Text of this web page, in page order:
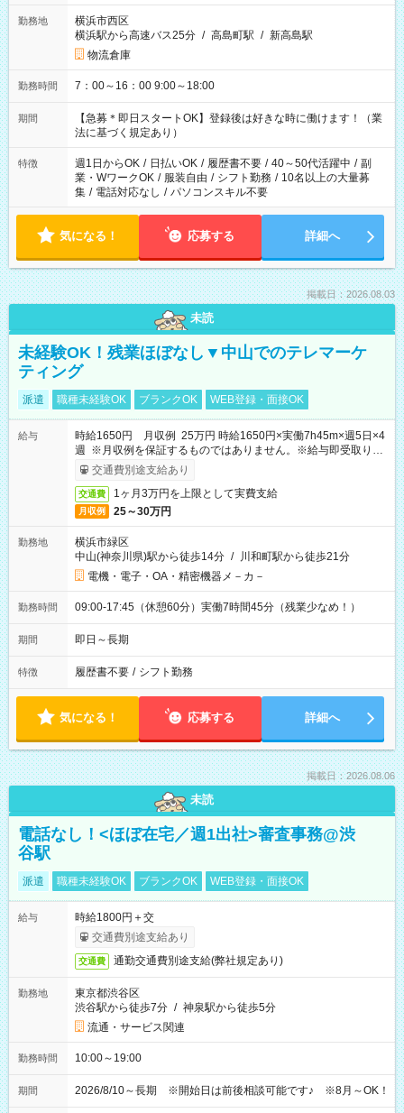
勤務地
横浜市西区
横浜駅から高速バス25分 / 高島町駅 / 新高島駅
物流倉庫
勤務時間 7：00～16：00 9:00～18:00
期間
【急募＊即日スタートOK】登録後は好きな時に働けます！（業
法に基づく規定あり）
特徴 週1日からOK / 日払いOK / 履歴書不要 / 40～50代活躍中 / 副
業・WワークOK / 服装自由 / シフト勤務 / 10名以上の大量募
集 / 電話対応なし / パソコンスキル不要
気になる！ 応募する 詳細へ
掲載日：2026.08.03
未読
未経験OK！残業ほぼなし▼中山でのテレマーケ
ティング
派遣 職種未経験OK ブランクOK WEB登録・面接OK
給与
時給1650円 月収例 25万円 時給1650円×実働7h45m×週5日×4
週 ※月収例を保証するものではありません。※給与即受取りサ
ービス利用可（利用条件有）
交通費別途支給あり
交通費 1ヶ月3万円を上限として実費支給
月収例 25～30万円
勤務地
横浜市緑区
中山(神奈川県)駅から徒歩14分 / 川和町駅から徒歩21分
電機・電子・OA・精密機器メ－カ－
勤務時間 09:00-17:45（休憩60分）実働7時間45分（残業少なめ！）
期間 即日～長期
特徴 履歴書不要 / シフト勤務
気になる！ 応募する 詳細へ
掲載日：2026.08.06
未読
電話なし！<ほぼ在宅／週1出社>審査事務@渋
谷駅
派遣 職種未経験OK ブランクOK WEB登録・面接OK
給与
時給1800円＋交
交通費別途支給あり
交通費 通勤交通費別途支給(弊社規定あり)
勤務地
東京都渋谷区
渋谷駅から徒歩7分 / 神泉駅から徒歩5分
流通・サービス関連
勤務時間 10:00～19:00
期間 2026/8/10～長期 ※開始日は前後相談可能です♪ ※8月～OK！